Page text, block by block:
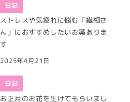
日記
ストレスや気疲れに悩む「繊細さ
ん」におすすめしたいお薬ありま
す
2025年4月21日
日記
お正月のお花を生けてもらいまし